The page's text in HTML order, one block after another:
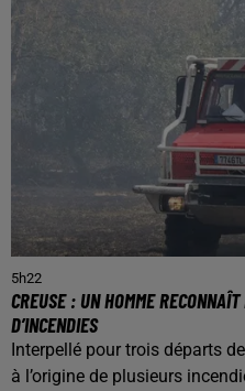
5h22
CREUSE : UN HOMME
D’INCENDIES
Interpellé pour trois départs
à l’origine de plusieurs